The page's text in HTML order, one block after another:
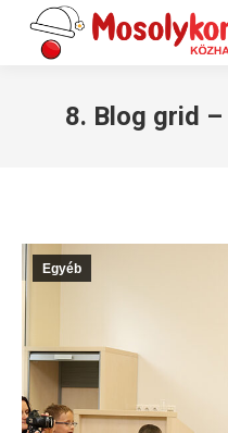
8. Blog grid
Egyéb